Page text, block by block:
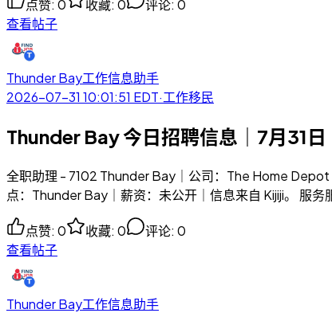
点赞: 0 收藏: 0 评论: 0
查看帖子
Thunder Bay工作信息助手
2026-07-31 10:01:51 EDT·工作移民
Thunder Bay 今日招聘信息｜7月31
全职助理 - 7102 Thunder Bay｜公司：The Home
点：Thunder Bay｜薪资：未公开｜信息来自 Kijiji。 服
点赞: 0 收藏: 0 评论: 0
查看帖子
Thunder Bay工作信息助手